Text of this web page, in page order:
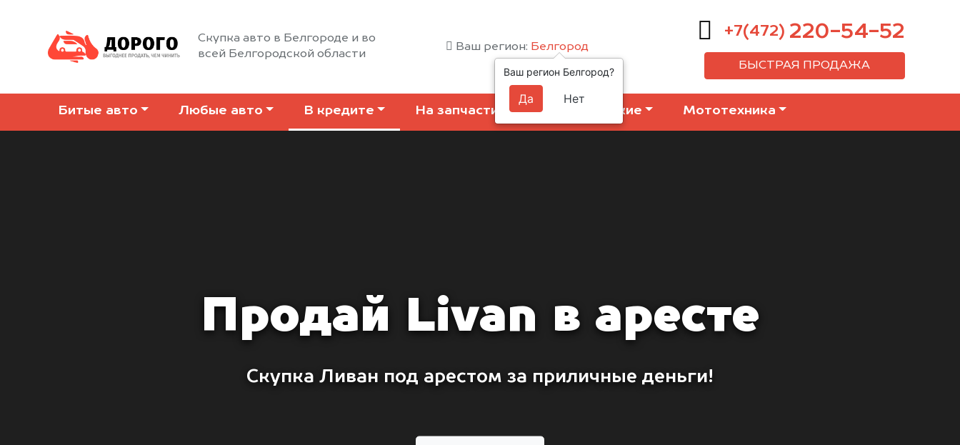
Скупка авто в Белгороде и во
всей Белгородской области
Ваш регион: Белгород
+7(472) 220-54-52
БЫСТРАЯ ПРОДАЖА
Битые авто Любые авто В кредите На запчасти Коммерческие Мототехника
Продай Livan в аресте
Скупка Ливан под арестом за приличные деньги!
Ваш регион Белгород?
Да Нет